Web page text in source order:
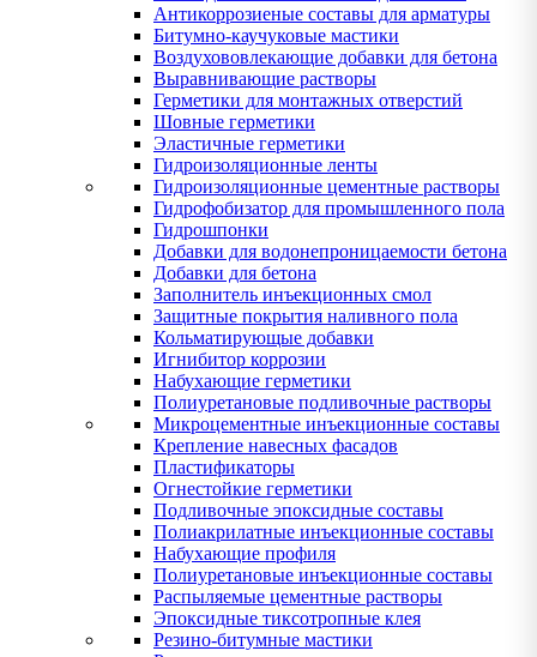
Антикоррозиеные составы для арматуры
Битумно-каучуковые мастики
Воздухововлекающие добавки для бетона
Выравнивающие растворы
Герметики для монтажных отверстий
Шовные герметики
Эластичные герметики
Гидроизоляционные ленты
Гидроизоляционные цементные растворы
Гидрофобизатор для промышленного пола
Гидрошпонки
Добавки для водонепроницаемости бетона
Добавки для бетона
Заполнитель инъекционных смол
Защитные покрытия наливного пола
Кольматирующые добавки
Игнибитор коррозии
Набухающие герметики
Полиуретановые подливочные растворы
Микроцементные инъекционные составы
Крепление навесных фасадов
Пластификаторы
Огнестойкие герметики
Подливочные эпоксидные составы
Полиакрилатные инъекционные составы
Набухающие профиля
Полиуретановые инъекционные составы
Распыляемые цементные растворы
Эпоксидные тиксотропные клея
Резино-битумные мастики